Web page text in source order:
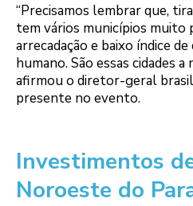
“Precisamos lembrar que,
tem vários municípios muito
arrecadação e baixo índice
humano. São essas cidades a
afirmou o diretor-geral
presente no evento.
Investimentos
Noroeste do